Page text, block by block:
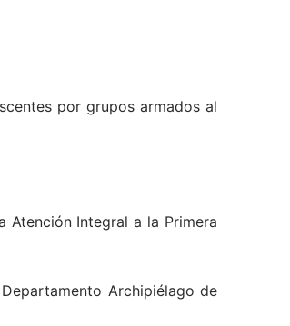
por grupos armados al
Atención Integral a la Primera
Archipiélago de